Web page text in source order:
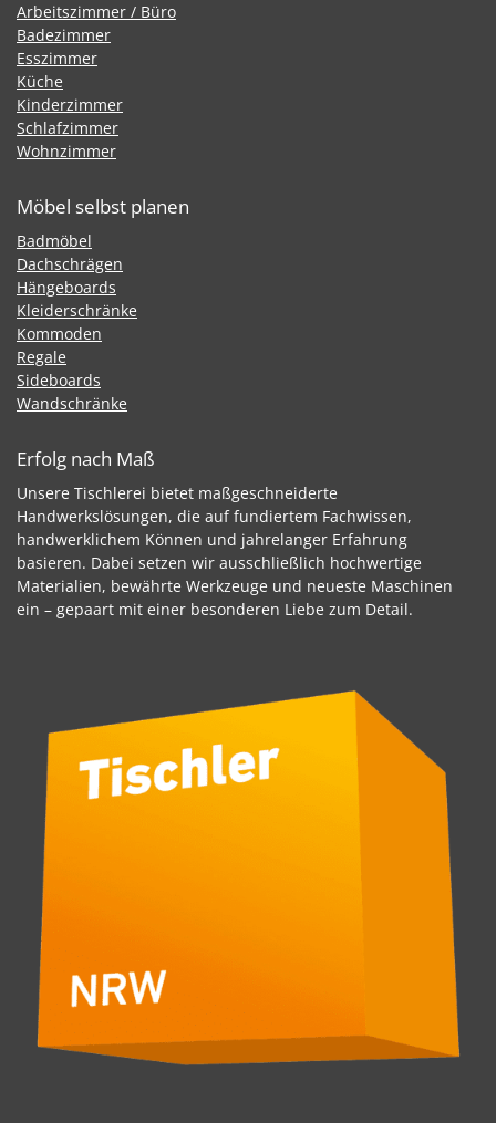
Arbeitszimmer / Büro
Badezimmer
Esszimmer
Küche
Kinderzimmer
Schlafzimmer
Wohnzimmer
Möbel selbst planen
Badmöbel
Dachschrägen
Hängeboards
Kleiderschränke
Kommoden
Regale
Sideboards
Wandschränke
Erfolg nach Maß
Unsere Tischlerei bietet maßgeschneiderte
Handwerkslösungen, die auf fundiertem Fachwissen,
handwerklichem Können und jahrelanger Erfahrung
basieren. Dabei setzen wir ausschließlich hochwertige
Materialien, bewährte Werkzeuge und neueste Maschinen
ein – gepaart mit einer besonderen Liebe zum Detail.